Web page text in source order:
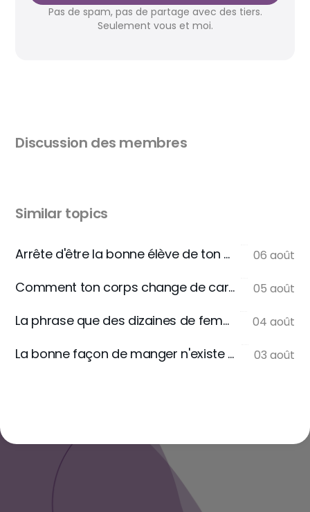
Pas de spam, pas de partage avec des tiers.
Seulement vous et moi.
Discussion des membres
Similar topics
Arrête d'être la bonne élève de ton assiette 06 août
Comment ton corps change de carburant 05 août
La phrase que des dizaines de femmes m'écrivent 04 août
La bonne façon de manger n'existe pas 03 août